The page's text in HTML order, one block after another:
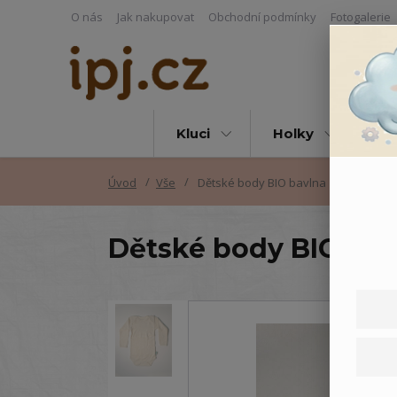
O nás Jak nakupovat Obchodní podmínky Fotogalerie
Kluci Holky
Úvod Vše Dětské body BIO bavlna
Dětské body BIO